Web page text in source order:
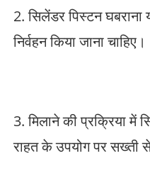
2. सिलेंडर पिस्टन
निर्वहन किया जाना चाहिए।
3. मिलाने की प्रक्रिया में
राहत के उपयोग पर सख्ती